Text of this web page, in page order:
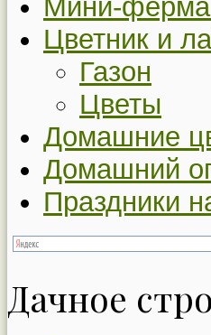
Мини-ферма
Цветник и
Газон
Цветы
Домашние
Домашний
Праздники
Дачное